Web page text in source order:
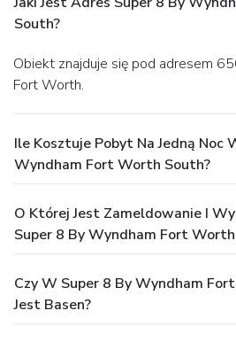
South?
Obiekt znajduje się pod adresem 6500 South Freeway w
Fort Worth.
Ile Kosztuje Pobyt Na Jedną Noc
Wyndham Fort Worth South?
O Której Jest Zameldowanie I
Super 8 By Wyndham Fort
Czy W Super 8 By Wyndham
Jest Basen?